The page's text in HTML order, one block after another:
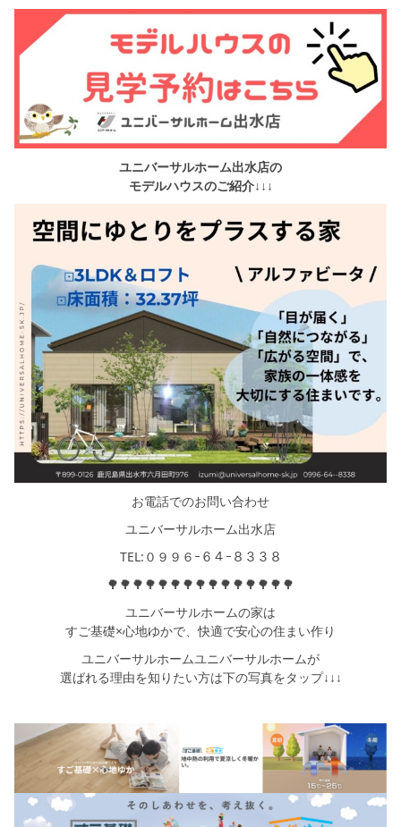
ユニバーサルホーム出水店の
モデルハウスのご紹介↓↓↓
お電話でのお問い合わせ
ユニバーサルホーム出水店
TEL:０９９６ｰ６４ｰ８３３８
🌳🌳🌳🌳🌳🌳🌳🌳🌳🌳🌳🌳🌳🌳🌳
ユニバーサルホームの家は
すご基礎×心地ゆかで、快適で安心の住まい作り
ユニバーサルホームユニバーサルホームが
選ばれる理由を知りたい方は下の写真をタップ↓↓↓